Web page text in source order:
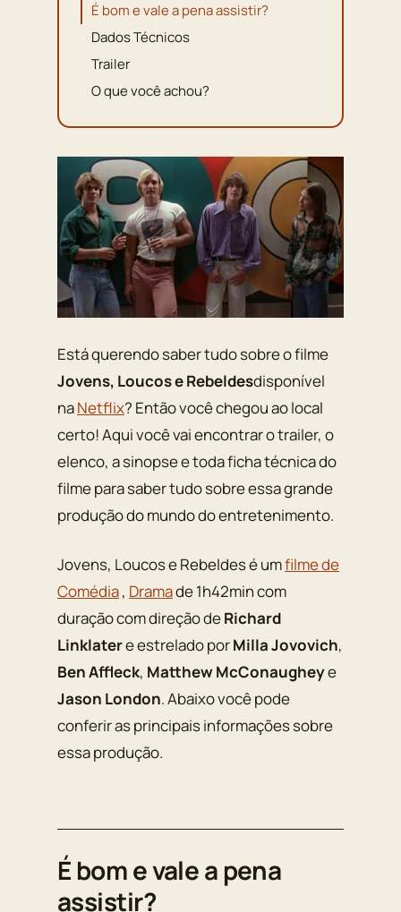
É bom e vale a pena assistir?
Dados Técnicos
Trailer
O que você achou?
Está querendo saber tudo sobre o filme
Jovens, Loucos e Rebeldesdisponível
naNetflix? Então você chegou ao local
certo! Aqui você vai encontrar o trailer, o
elenco, a sinopse e toda ficha técnica do
filme para saber tudo sobre essa grande
produção do mundo do entretenimento.
Jovens, Loucos e Rebeldes é umfilme de
Comédia, Dramade 1h42min com
duração com direção deRichard
Linklatere estrelado porMilla Jovovich,
Ben Affleck, Matthew McConaugheye
Jason London. Abaixo você pode
conferir as principais informações sobre
essa produção.
É bom e vale a pena
assistir?